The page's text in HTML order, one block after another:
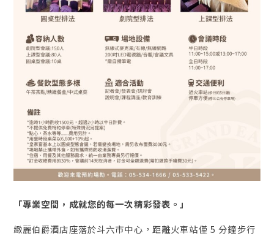
「專業空間，成就您的每一次精彩發表。」
緻麗伯爵酒店座落於斗六市中心，距離火車站僅 5 分鐘步行